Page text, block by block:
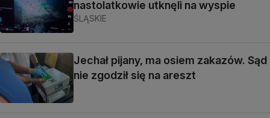
nastolatkowie utknęli na wyspie
ŚLĄSKIE
Jechał pijany, ma osiem zakazów. Sąd
nie zgodził się na areszt